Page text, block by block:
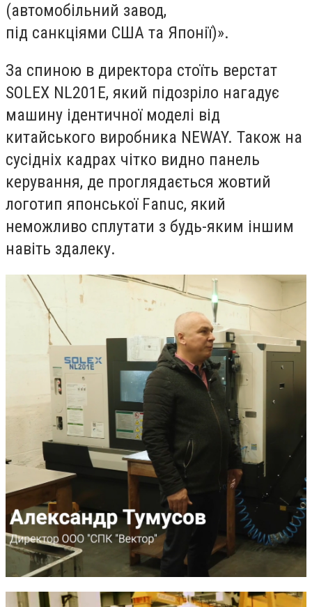
(автомобільний завод,
під санкціями США та Японії)».
За спиною в директора стоїть верстат
SOLEX NL201E, який підозріло нагадує
машину ідентичної моделі від
китайського виробника NEWAY. Також на
сусідніх кадрах чітко видно панель
керування, де проглядається жовтий
логотип японської Fanuc, який
неможливо сплутати з будь-яким іншим
навіть здалеку.